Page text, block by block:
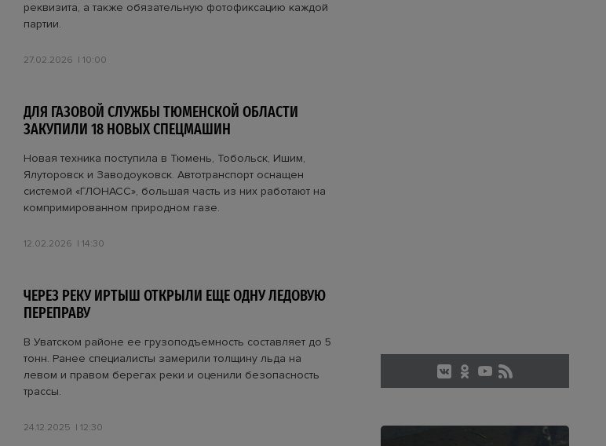
реквизита, а также обязательную фотофиксацию каждой
партии.
27.02.2026 10:00
ДЛЯ ГАЗОВОЙ СЛУЖБЫ ТЮМЕНСКОЙ ОБЛАСТИ
ЗАКУПИЛИ 18 НОВЫХ СПЕЦМАШИН
Новая техника поступила в Тюмень, Тобольск, Ишим,
Ялуторовск и Заводоуковск. Автотранспорт оснащен
системой «ГЛОНАСС», большая часть из них работают на
компримированном природном газе.
12.02.2026 14:30
ЧЕРЕЗ РЕКУ ИРТЫШ ОТКРЫЛИ ЕЩЕ ОДНУ ЛЕДОВУЮ
ПЕРЕПРАВУ
В Уватском районе ее грузоподъемность составляет до 5
тонн. Ранее специалисты замерили толщину льда на
левом и правом берегах реки и оценили безопасность
трассы.
24.12.2025 12:30